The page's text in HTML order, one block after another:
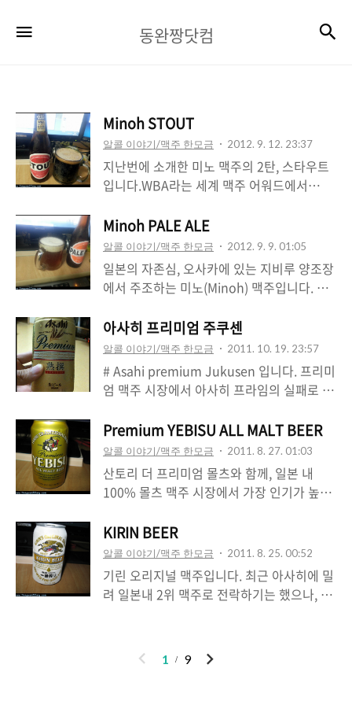
완
컴
동완짱닷컴
Minoh STOUT
알콜 이야기/맥주 한모금 2012. 9. 12. 23:37
지난번에 소개한 미노 맥주의 2탄, 스타우트
입니다.WBA라는 세계 맥주 어워드에서
데요.기네스처럼 크레마가 풍부한 스타일도
아니고 국산 스타우트 처럼 탄산이 있지도 않
습니다.상큼한 신맛과 엿기름의 고소한 맛이,
마치 미디움 로스팅된 과테말라 안티구아 드
립커피의 그것을 떠올리게 하네요.근데 전 술
을 안먹는 버릇을 들이다보니, 한 잔을 다 마
시기도 힘들어서 포기했습니다만바디가 상당
히 묵직해서 술 좋아하지 않는 분들은 조금
부담스러울 수도 있겠더군요.솔직히 세계1위
스타우트라는게 저에겐 잘 다가오지 않았
Minoh PALE ALE
알콜 이야기/맥주 한모금 2012. 9. 9. 01:05
일본의 자존심, 오사카에 있는 지비루 양조장
에서 주조하는 미노(Minoh) 맥주입니다. 미
는데요.우리가 잘 알고 있는 삿포로, 아사히,
기린 같은 일본 빅3업체가 아닌 지역 양조장
입니다.그러나 세계적으로는 더욱 높게 평가
를 받고 있을만큼 훌륭한 맥주인데요.사진에
보이는 에일 뿐 아니라, 라거도 생산하고 지
역 특산 과일을 이용한 스페셜 과일맥주도 양
조하는 곳입니다. 종종 세계 최고의 맥주로
손꼽히는데 올해도 어딘가에서 선정되었다고
하네요.게다가 스타우트나 라거 가리지 않고
돌아가면서 수상을 하는것 보니, 일본 특유의
에 관한 장인정신은 잘 묻어있는 곳 같습니
다. 미노맥주는 맥아 100%맥주를 양조하는
데요. 따라서 선토리..
아사히 프리미엄 주쿠센
알콜 이야기/맥주 한모금 2011. 10. 19. 23:57
# Asahi premium Jukusen 입니다. 프리미
엄 맥주 시장에서 아사히 프라임의 실패로 좌
죠. 캔의 질감은 정말 고급스럽습니다. 캔 부
터 신경을 많이 썼다는 생각을 했고요. 색상
이나 디자인 역시 다른 프리미엄급 맥주와 비
교해도 전혀 손색이 없죠. 그래도 뭐니뭐니해
도 프리미엄 맥주의 승부처는 맛 아니겠습니
까? 결정적으로 이 녀석은 프리미엄급으로
보기에는 다소 아쉬운 점이 많습니다. 에비수
의 맛있는 향기도 없고, 산토리의 달콤함도
없습니다. 그냥 맥주에 뭔가 살짝 장난을 친
듯한 가벼운 프리미엄 맥주느낌이랄까요? 옥
프를 세번에 나누어서 양조를 했다고 하는데,
Premium YEBISU ALL MALT BEER
알콜 이야기/맥주 한모금 2011. 8. 27. 01:03
산토리 더 프리미엄 몰츠와 함께, 일본 내
100% 몰츠 맥주 시장에서 가장 인기가 높은
바로 에비수 입니다. 신화에 나오는 사람인듯
한데, 일본에서 자주 볼 수 있는 그림이죠. 누
구나 에비수를 마셔보면, 왜 우리나라는 이런
맥주를 만들지 못하는지 한탄을 할 만큼 뛰어
는 퀄리티를 보여줍니다. 산토리와 달리 단맛
고, 남자들은 에비수를 더 선호할 법 한데요.
KIRIN BEER
알콜 이야기/맥주 한모금 2011. 8. 25. 00:52
기린 오리지널 맥주입니다. 최근 아사히에 밀
려 일본내 2위 맥주로 전락하기는 했으나, 여
의 '기린'은 우리가 아는 그 기린이 아니고, 중
국 신화에 나오는 전설의 동물입니다. 용처럼
이
1 9
다